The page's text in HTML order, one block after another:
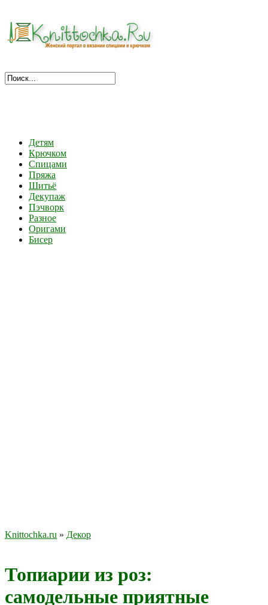
Детям
Крючком
Спицами
Пряжа
Шитьё
Декупаж
Пэчворк
Разное
Оригами
Бисер
Knittochka.ru » Декор
Топиарии из роз:
самодельные приятные